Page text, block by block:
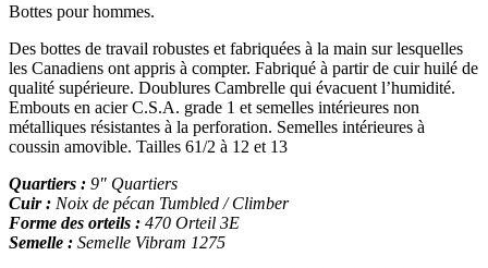
Bottes pour hommes.
Des bottes de travail robustes et fabriquées à la main sur lesquelles
les Canadiens ont appris à compter. Fabriqué à partir de cuir huilé de
qualité supérieure. Doublures Cambrelle qui évacuent l’humidité.
Embouts en acier C.S.A. grade 1 et semelles intérieures non
métalliques résistantes à la perforation. Semelles intérieures à
coussin amovible. Tailles 61/2 à 12 et 13
Quartiers : 9″ Quartiers
Cuir : Noix de pécan Tumbled / Climber
Forme des orteils : 470 Orteil 3E
Semelle : Semelle Vibram 1275